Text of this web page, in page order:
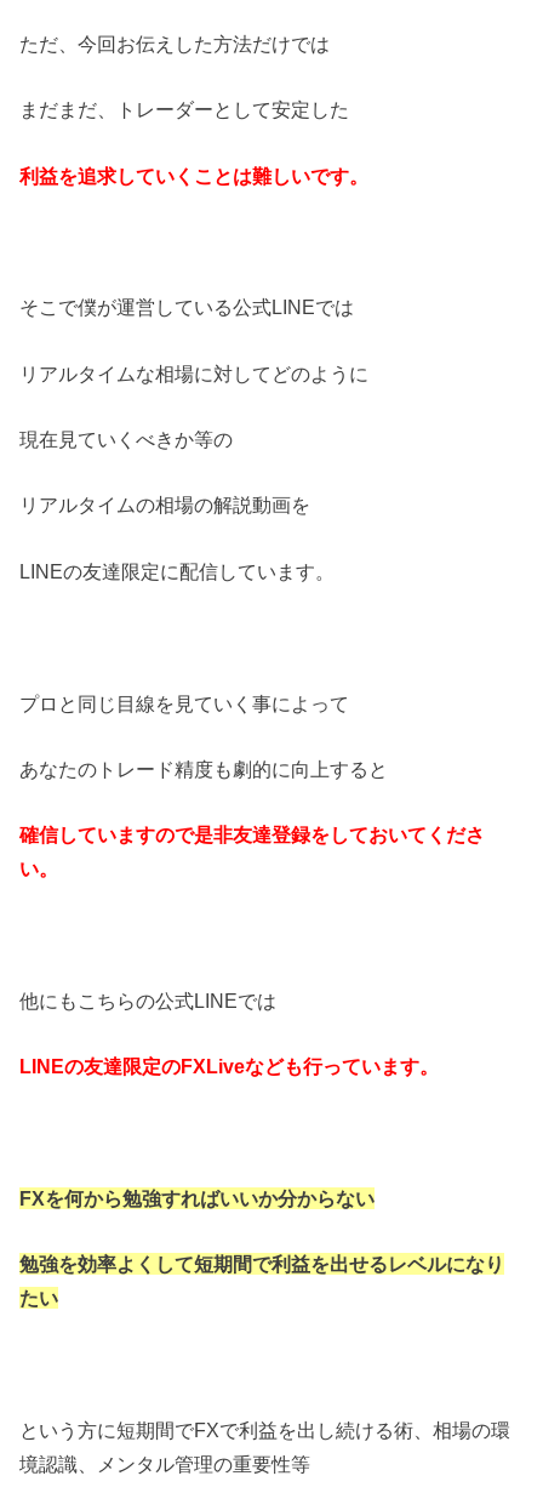
ただ、今回お伝えした方法だけでは
まだまだ、トレーダーとして安定した
利益を追求していくことは難しいです。
そこで僕が運営している公式LINEでは
リアルタイムな相場に対してどのように
現在見ていくべきか等の
リアルタイムの相場の解説動画を
LINEの友達限定に配信しています。
プロと同じ目線を見ていく事によって
あなたのトレード精度も劇的に向上すると
確信していますので是非友達登録をしておいてくださ
い。
他にもこちらの公式LINEでは
LINEの友達限定のFXLiveなども行っています。
FXを何から勉強すればいいか分からない
勉強を効率よくして短期間で利益を出せるレベルになり
たい
という方に短期間でFXで利益を出し続ける術、相場の環
境認識、メンタル管理の重要性等